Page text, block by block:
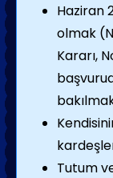
Haziran
olmak
Kararı,
Tutum